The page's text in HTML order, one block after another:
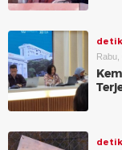
Rabu,